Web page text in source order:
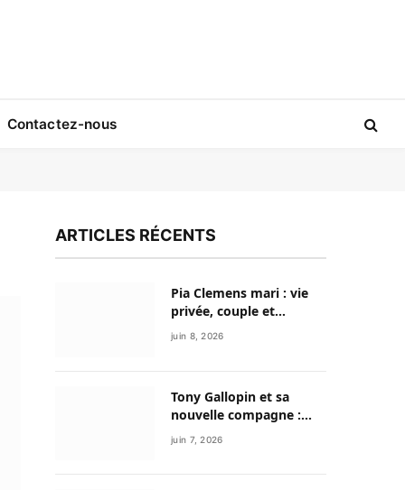
Contactez-nous
ARTICLES RÉCENTS
Pia Clemens mari : vie
privée, couple et
discrétion de la
journaliste sportive
juin 8, 2026
Tony Gallopin et sa
nouvelle compagne :
entre discrétion,
reconstruction et
juin 7, 2026